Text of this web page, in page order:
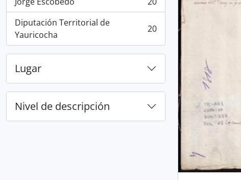
, 20 resultados
Diputación Territorial de
Yauricocha
, 20 resultados 20
Lugar
Nivel de descripción